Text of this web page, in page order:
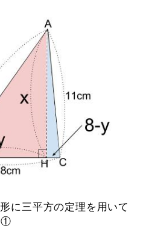
に三平方の定理を用いて
①